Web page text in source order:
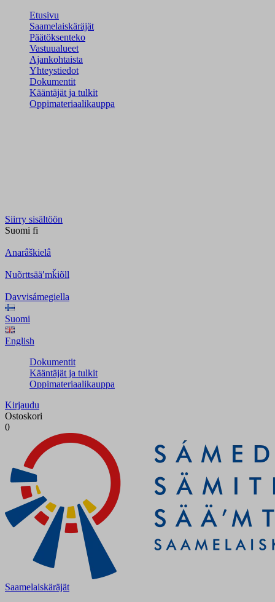
Etusivu
Saamelaiskäräjät
Päätöksenteko
Vastuualueet
Ajankohtaista
Yhteystiedot
Dokumentit
Kääntäjät ja tulkit
Oppimateriaalikauppa
Siirry sisältöön
Suomi fi
Anarâškielâ
Nuõrttsääʹmǩiõll
Davvisámegiella
Suomi
English
Dokumentit
Kääntäjät ja tulkit
Oppimateriaalikauppa
Kirjaudu
Ostoskori
0
Saamelaiskäräjät